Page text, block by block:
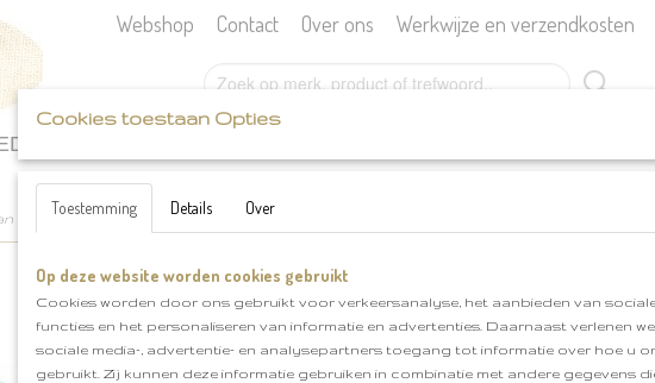
Webshop Contact Over ons Werkwijze en verzendkosten
klnr 56
Merino Aran klnr 56
€ 6,95 (inclusief btw 21%)
✓Op voorraad
Cookies toestaan Opties
Toestemming Details Over
Op deze website worden cookies gebruikt
Cookies worden door ons gebruikt voor verkeersanalyse, het aanbieden van
functies en het personaliseren van informatie en advertenties. Daarnaast verlenen
sociale media-, advertentie- en analysepartners toegang tot informatie over hoe u
gebruikt. Zij kunnen deze informatie gebruiken in combinatie met andere gegevens